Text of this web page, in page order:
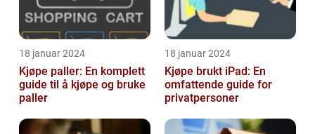
18 januar 2024
Kjøpe paller: En komplett
guide til å kjøpe og bruke
paller
18 januar 2024
Kjøpe brukt iPad: En
omfattende guide for
privatpersoner